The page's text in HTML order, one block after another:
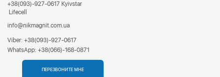
+38(093)-927-0617 Kyivstar
Lifecell
info@nikmagnit.com.ua
Viber: +38(093)-927-0617
WhatsApp: +38(066)-168-0871
ПЕРЕЗВОНИТЕ МНЕ